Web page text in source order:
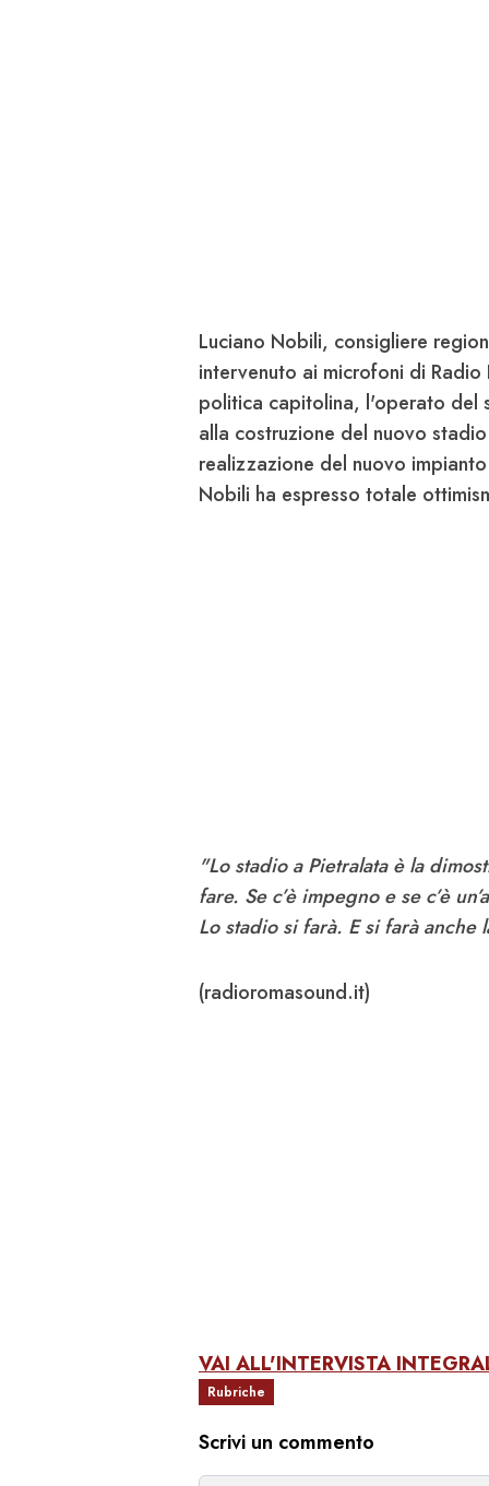
Luciano Nobili, consigliere
intervenuto ai microfoni di
politica capitolina, l'operato del
alla costruzione del nuovo
realizzazione del nuovo
Nobili ha espresso totale
"Lo stadio a Pietralata è la
fare. Se c’è impegno e se c’è
Lo stadio si farà. E si farà anche
(radioromasound.it)
VAI ALL'INTERVISTA
Rubriche
Scrivi un commento